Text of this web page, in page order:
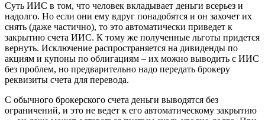
Суть ИИС в том, что человек вкладывает деньги всерьез и
надолго. Но если они ему вдруг понадобятся и он захочет их
снять (даже частично), то это автоматически приведет к
закрытию счета ИИС. К тому же полученные льготы придется
вернуть. Исключение распространяется на дивиденды по
акциям и купоны по облигациям – их можно выводить с ИИС
без проблем, но предварительно надо передать брокеру
реквизиты счета для перевода.
С обычного брокерского счета деньги выводятся без
ограничений, и это не ведет к его автоматическому закрытию